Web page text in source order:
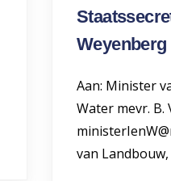
Weyenberg
Aan: Minister
Water mevr. B.
van